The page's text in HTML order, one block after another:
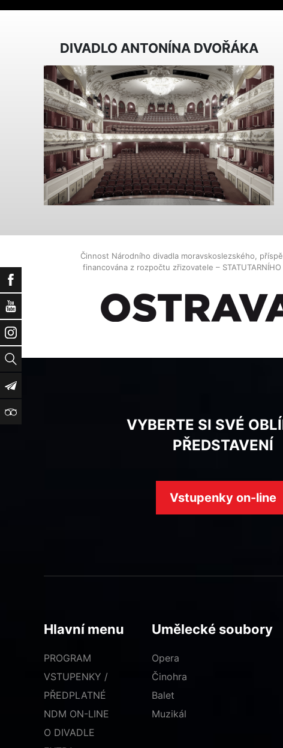
Facebook
YouTube
Instagram
Vyhledat
Newsletter
TripAdvisor
DIVADLO ANTONÍNA DVOŘÁKA
Činnost Národního divadla moravskoslezského,
financována z rozpočtu zřizovatele – STATUTARNÍHO
VYBERTE SI SVÉ
PŘEDSTAVENÍ
Vstupenky on-line
Hlavní menu
PROGRAM
VSTUPENKY /
PŘEDPLATNÉ
NDM ON-LINE
O DIVADLE
Umělecké soubory
Opera
Činohra
Balet
Muzikál